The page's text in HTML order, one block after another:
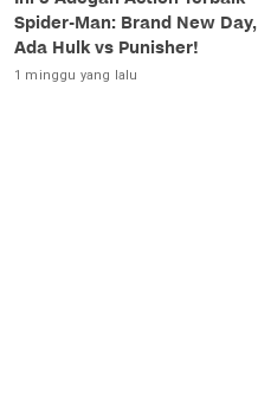
Spider-Man: Brand New Day,
Ada Hulk vs Punisher!
1 minggu yang lalu